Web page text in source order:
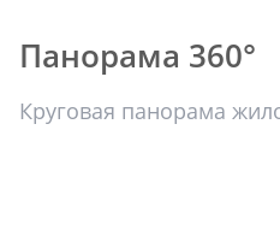
Панорама 360°
Круговая панорама